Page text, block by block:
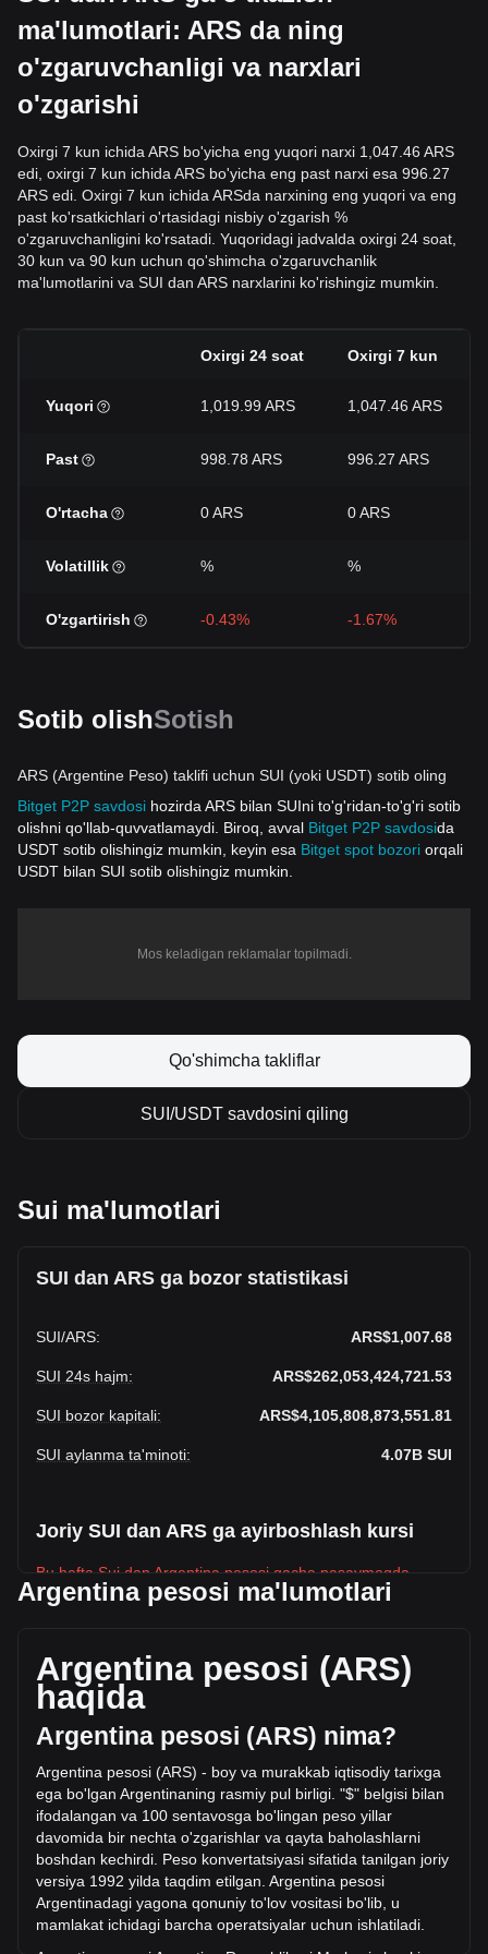
ma'lumotlari: ARS da ning
o'zgaruvchanligi va narxlari
o'zgarishi
Oxirgi 7 kun ichida ARS bo'yicha eng yuqori narxi 1,047.46 ARS
edi, oxirgi 7 kun ichida ARS bo'yicha eng past narxi esa 996.27
ARS edi. Oxirgi 7 kun ichida ARSda narxining eng yuqori va eng
past ko'rsatkichlari o'rtasidagi nisbiy o'zgarish %
o'zgaruvchanligini ko'rsatadi. Yuqoridagi jadvalda oxirgi 24 soat,
30 kun va 90 kun uchun qo'shimcha o'zgaruvchanlik
ma'lumotlarini va SUI dan ARS narxlarini ko'rishingiz mumkin.
Oxirgi 24 soat Oxirgi 7 kun
Yuqori 1,019.99 ARS 1,047.46 ARS
Past 998.78 ARS 996.27 ARS
O'rtacha 0 ARS 0 ARS
Volatillik % %
O'zgartirish -0.43% -1.67%
Sotib olishSotish
ARS (Argentine Peso) taklifi uchun SUI (yoki USDT) sotib oling
Bitget P2P savdosi hozirda ARS bilan SUIni to'g'ridan-to'g'ri sotib
olishni qo'llab-quvvatlamaydi. Biroq, avval Bitget P2P savdosida
USDT sotib olishingiz mumkin, keyin esa Bitget spot bozori orqali
USDT bilan SUI sotib olishingiz mumkin.
Mos keladigan reklamalar topilmadi.
Qo'shimcha takliflar
SUI/USDT savdosini qiling
Sui ma'lumotlari
SUI dan ARS ga bozor statistikasi
SUI/ARS: ARS$1,007.68
SUI 24s hajm: ARS$262,053,424,721.53
SUI bozor kapitali: ARS$4,105,808,873,551.81
SUI aylanma ta'minoti: 4.07B SUI
Joriy SUI dan ARS ga ayirboshlash kursi
Bu hafta Sui dan Argentina pesosi gacha pasaymoqda.
Sui ning joriy narxi - SUI uchun ARS$1,007.68. Aylanma
kapitali ARS$4,105,808,873,551.81 ARS ekanligini bildiradi.
Soʻnggi 24 soat ichida sotilgan Sui miqdori
ARS$8,252,833,814.52 ARS ga oʻzgardi, bu +3.25%.
Bundan tashqari, oxirgi kunda ARS$253,800,590,907.01
qiymatida SUI sotildi.
Bitgetda Sui haqida batafsil ma'lumot
Sui narxi
Sui narx bashorati
Sui (SUI) nima
Sui foyda kalkulyatori
Argentina pesosi ma'lumotlari
Argentina pesosi (ARS)
haqida
Argentina pesosi (ARS) nima?
Argentina pesosi (ARS) - boy va murakkab iqtisodiy tarixga
ega bo'lgan Argentinaning rasmiy pul birligi. "$" belgisi bilan
ifodalangan va 100 sentavosga bo'lingan peso yillar
davomida bir nechta o'zgarishlar va qayta baholashlarni
boshdan kechirdi. Peso konvertatsiyasi sifatida tanilgan joriy
versiya 1992 yilda taqdim etilgan. Argentina pesosi
Argentinadagi yagona qonuniy to'lov vositasi bo'lib, u
mamlakat ichidagi barcha operatsiyalar uchun ishlatiladi.